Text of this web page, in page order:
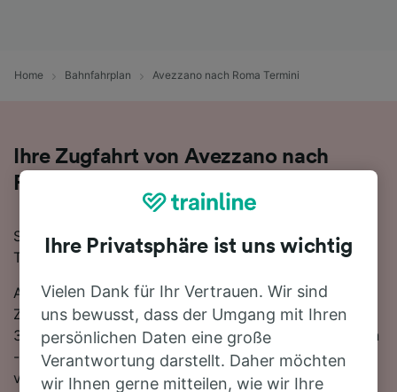
Home Bahnfahrplan Avezzano nach Roma Termini
Ihre Zugfahrt von Avezzano nach
Roma Termini
Sie planen eine Zugfahrt von Avezzano nach Roma
Termini? Starten Sie jetzt Ihre Suche!
Auf der 78 km langen Strecke fahren in der Regel 16
Züge, die schnellste Reisezeit beträgt dabei 1 Stunde
34 Minuten. Einfach zurücklehnen und stressfrei reisen
- mit den direkten Verbindungen, die auf dieser Route
verfügbar sind, ist kein Umstieg nötig. Nutzen Sie
Ihre Privatsphäre ist uns wichtig
Vielen Dank für Ihr Vertrauen. Wir sind
uns bewusst, dass der Umgang mit Ihren
persönlichen Daten eine große
Verantwortung darstellt. Daher möchten
wir Ihnen gerne mitteilen, wie wir Ihre